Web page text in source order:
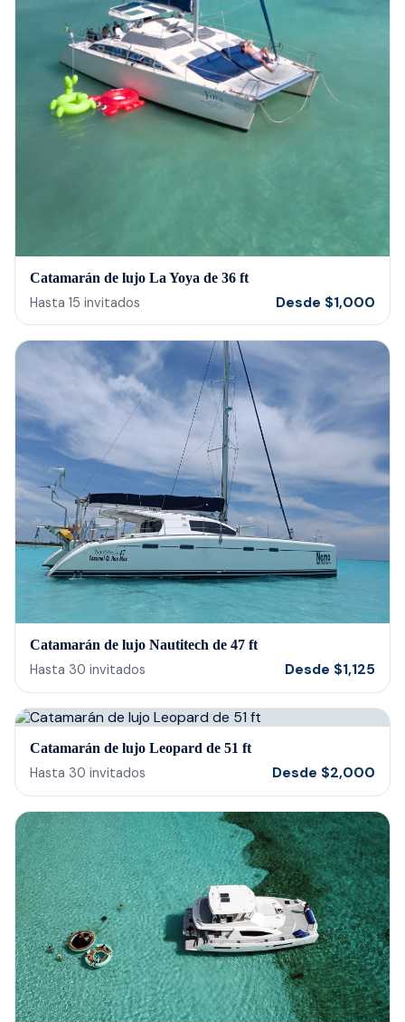
Catamarán de lujo La Yoya de 36 ft
Hasta 15 invitados Desde $1,000
Catamarán de lujo Nautitech de 47 ft
Hasta 30 invitados Desde $1,125
Catamarán de lujo Leopard de 51 ft
Hasta 30 invitados Desde $2,000